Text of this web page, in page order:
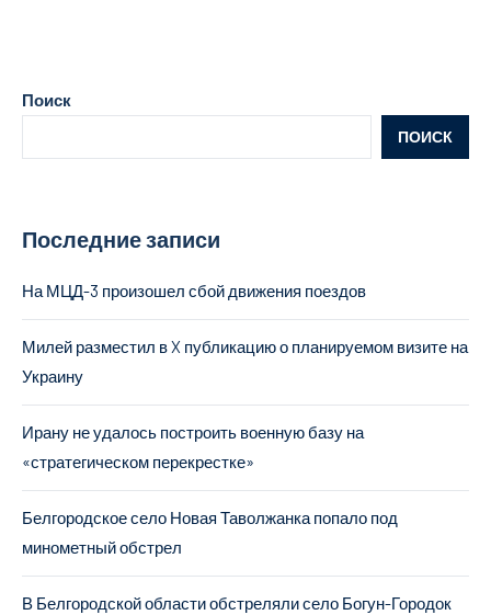
Поиск
ПОИСК
Последние записи
На МЦД-3 произошел сбой движения поездов
Милей разместил в X публикацию о планируемом визите на
Украину
Ирану не удалось построить военную базу на
«стратегическом перекрестке»
Белгородское село Новая Таволжанка попало под
минометный обстрел
В Белгородской области обстреляли село Богун-Городок